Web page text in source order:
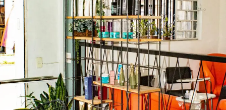
Penteado
Maquiagem
Químicas
ESTÉTICA
QUEM SOMOS
CURSOS
Massoterapia
Drenagem Linfática
FALE CONOSCO